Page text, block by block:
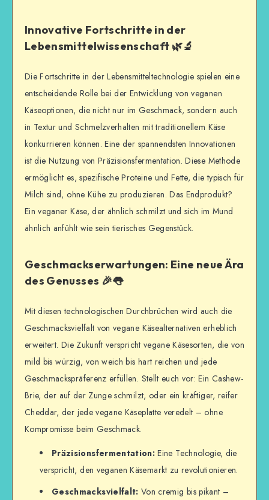
Innovative Fortschritte in der
Lebensmittelwissenschaft 🌿🔬
Die Fortschritte in der Lebensmitteltechnologie spielen eine
entscheidende Rolle bei der Entwicklung von veganen
Käseoptionen, die nicht nur im Geschmack, sondern auch
in Textur und Schmelzverhalten mit traditionellem Käse
konkurrieren können. Eine der spannendsten Innovationen
ist die Nutzung von Präzisionsfermentation. Diese Methode
ermöglicht es, spezifische Proteine und Fette, die typisch für
Milch sind, ohne Kühe zu produzieren. Das Endprodukt?
Ein veganer Käse, der ähnlich schmilzt und sich im Mund
ähnlich anfühlt wie sein tierisches Gegenstück.
Geschmackserwartungen: Eine neue Ära
des Genusses 🎉👅
Mit diesen technologischen Durchbrüchen wird auch die
Geschmacksvielfalt von vegane Käsealternativen erheblich
erweitert. Die Zukunft verspricht vegane Käsesorten, die von
mild bis würzig, von weich bis hart reichen und jede
Geschmackspräferenz erfüllen. Stellt euch vor: Ein Cashew-
Brie, der auf der Zunge schmilzt, oder ein kräftiger, reifer
Cheddar, der jede vegane Käseplatte veredelt – ohne
Kompromisse beim Geschmack.
Präzisionsfermentation: Eine Technologie, die
verspricht, den veganen Käsemarkt zu revolutionieren.
Geschmacksvielfalt: Von cremig bis pikant –